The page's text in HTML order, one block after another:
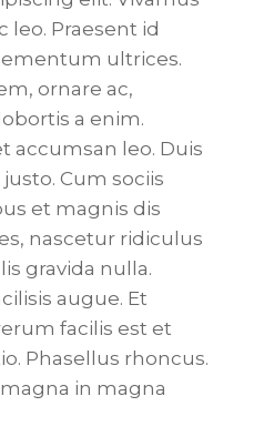
leo. Praesent id
ultrices.
ornare ac,
a enim.
accumsan leo. Duis
Cum sociis
et magnis dis
nascetur ridiculus
gravida nulla.
augue. Et
facilis est et
Phasellus rhoncus.
in magna